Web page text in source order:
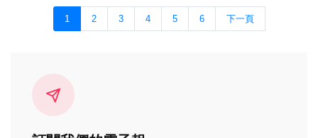
1 2 3 4 5 6 下一頁